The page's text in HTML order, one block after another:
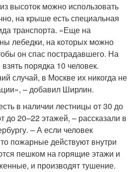
высоток можно использовать
на крыше есть специальная
транспорта. «Еще на
лебедки, на которых можно
он спас пострадавшего. На
порядка 10 человек.
случай, в Москве их никогда не
– добавил Ширлин.
в наличии лестницы от 30 до
до 20–22 этажей, – рассказали в
– А если человек
пожарные действуют внутри
пешком на горящие этажи и
и производят тушение.